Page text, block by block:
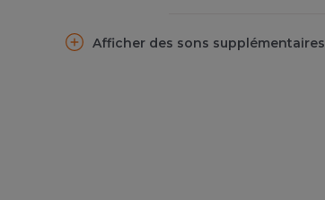
Afficher des sons supplémentaires